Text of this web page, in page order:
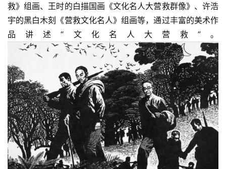
救》组画、王时的白描国画《文化名人大营救群像》、许浩
宇的黑白木刻《营救文化名人》组画等，通过丰富的美术作
品讲述“文化名人大营救”。